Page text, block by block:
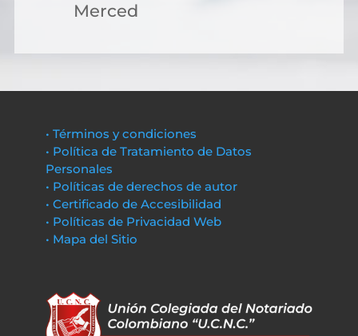
Merced
• Términos y condiciones
• Política de Tratamiento de Datos
Personales
• Políticas de derechos de autor
• Certificado de Accesibilidad
• Políticas de Privacidad Web
• Mapa del Sitio